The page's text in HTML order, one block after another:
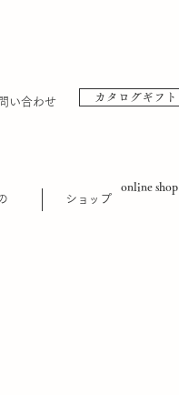
い合わせ カタログギフト
online shop
​ショップ